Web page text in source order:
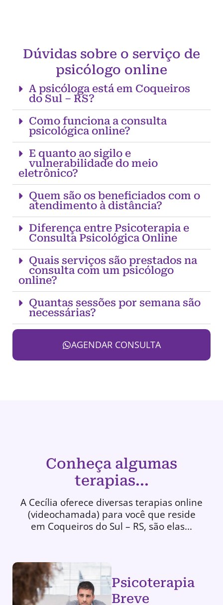
Dúvidas sobre o serviço de
psicólogo online
A psicóloga está em Coqueiros
do Sul – RS?
Como funciona a consulta
psicológica online?
E quanto ao sigilo e
vulnerabilidade do meio
eletrônico?
Quem são os beneficiados com o
atendimento à distância?
Diferença entre Psicoterapia e
Consulta Psicológica Online
Quais serviços são prestados na
consulta com um psicólogo
online?
Quantas sessões por semana são
necessárias?
AGENDAR CONSULTA
Conheça algumas
terapias...
A Cecília oferece diversas terapias online
(videochamada) para você que reside
em Coqueiros do Sul – RS, são elas...
Psicoterapia
Breve